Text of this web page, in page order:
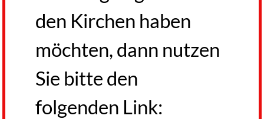
den Kirchen haben
möchten, dann nutzen
Sie bitte den
folgenden Link: